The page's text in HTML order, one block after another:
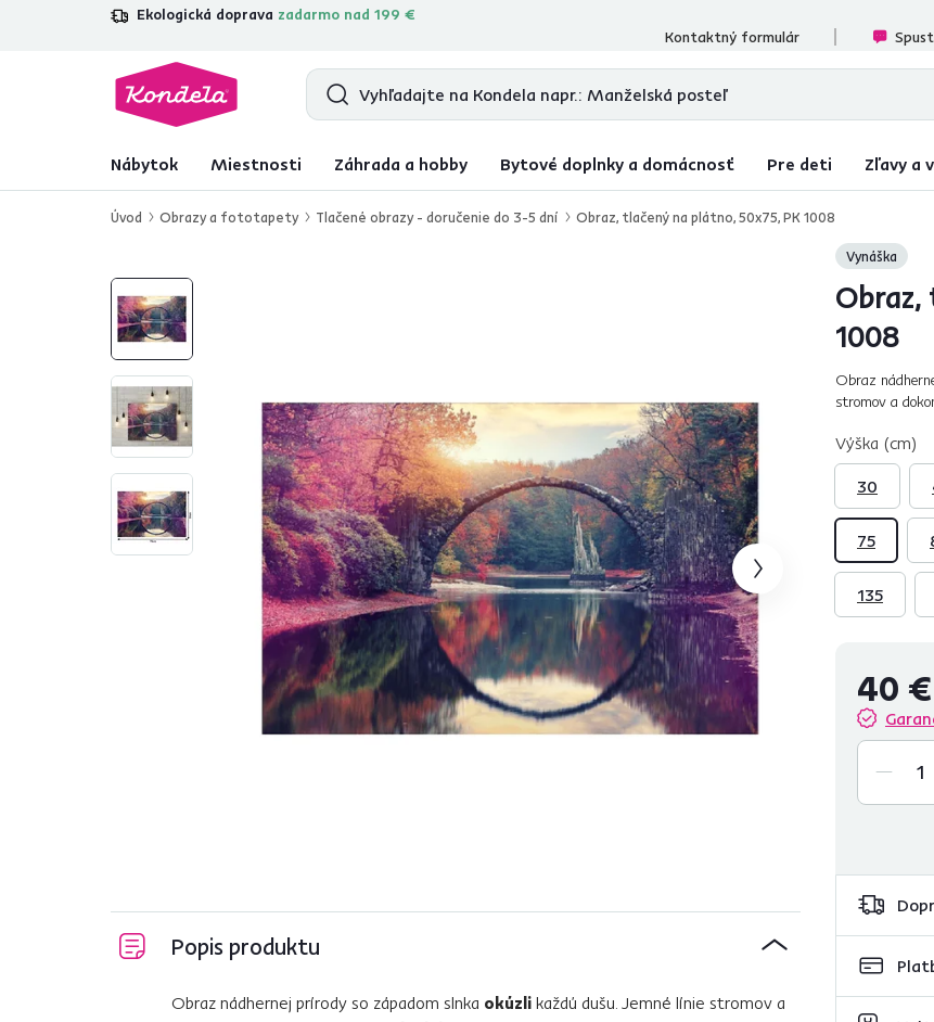
Ekologická doprava zadarmo nad 199 €
4,7 31 157overených produktových recenzií
Kontaktný formulár
Nábytok Miestnosti Záhrada a hobby Bytové doplnky a domácnosť Pre deti Zľavy a
Úvod Obrazy a fototapety Tlačené obrazy - doručenie do 3-5 dní Obraz, tlačený na plátno, 50x75, PK 1008
Vynáška
Obraz,
1008
Obraz
stromov a
Výška (cm)
30
75
135
40 €
Popis produktu
Obraz nádhernej prírody so západom slnka okúzli každú dušu. Jemné línie stromov a